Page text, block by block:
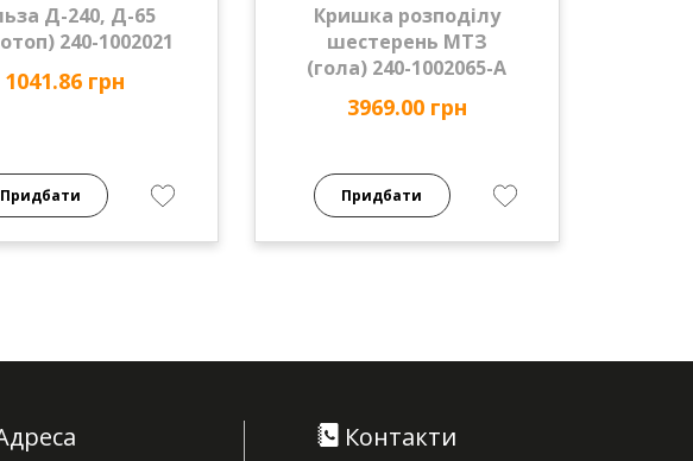
Д-240, Д-65
240-1002021
1041.86 грн
Придбати
Кришка розподілу
шестерень МТЗ
(гола) 240-1002065-А
3969.00 грн
Придбати
Контакти